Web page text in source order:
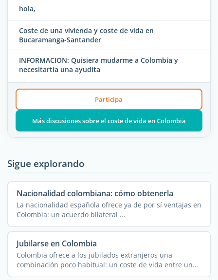
hola,
Coste de una vivienda y coste de vida en
Bucaramanga-Santander
INFORMACION: Quisiera mudarme a Colombia y
necesitartia una ayudita
Participa
Más discusiones sobre el coste de vida en Colombia
Sigue explorando
Nacionalidad colombiana: cómo obtenerla
La nacionalidad española ofrece ya de por sí ventajas en
Colombia: un acuerdo bilateral ...
Jubilarse en Colombia
Colombia ofrece a los jubilados extranjeros una
combinación poco habitual: un coste de vida entre un
50 % y ...